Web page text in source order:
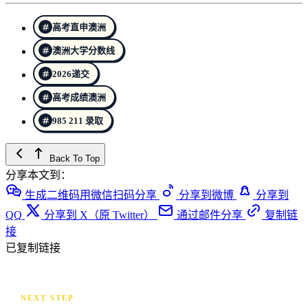
高考直申澳洲
澳洲大学分数线
2026递交
高考成绩澳洲
985 211 录取
Back To Top
分享本文到：
生成二维码用微信扫码分享
分享到微博
分享到
QQ
分享到 X（原 Twitter） 通过邮件分享
复制链
接
已复制链接
NEXT STEP